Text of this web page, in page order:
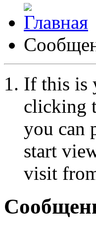
If this is
clicking
you can
start
visit